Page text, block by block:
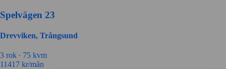
Spelvägen 23
Drevviken, Trångsund
3 rok ∙ 75 kvm
11417 kr/mån